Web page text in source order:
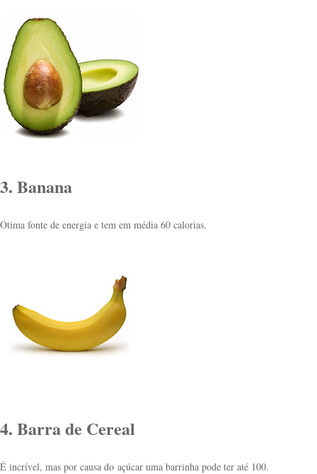
3. Banana
Ótima fonte de energia e tem em média 60 calorias.
4. Barra de Cereal
É incrível, mas por causa do açúcar uma barrinha pode ter até 100.